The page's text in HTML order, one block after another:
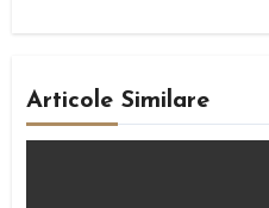
Articole Similare